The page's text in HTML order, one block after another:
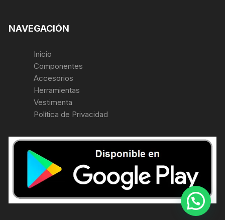
NAVEGACIÓN
Inicio
Componentes
Accesorios
Herramientas
Vestimenta
Política de Privacidad